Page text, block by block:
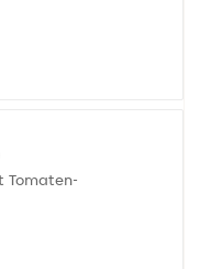
Tomaten-